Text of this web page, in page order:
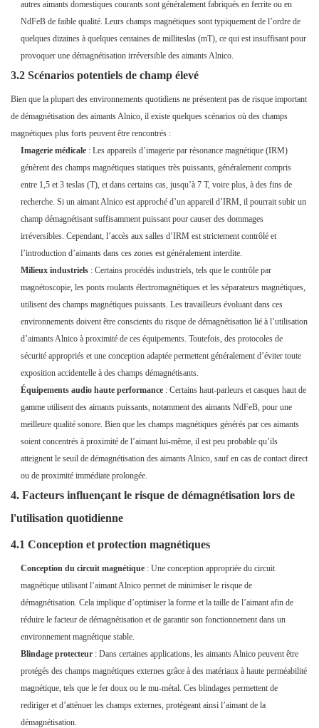
autres aimants domestiques courants sont généralement fabriqués en ferrite ou en
NdFeB de faible qualité. Leurs champs magnétiques sont typiquement de l’ordre de
quelques dizaines à quelques centaines de milliteslas (mT), ce qui est insuffisant pour
provoquer une démagnétisation irréversible des aimants Alnico.
3.2 Scénarios potentiels de champ élevé
Bien que la plupart des environnements quotidiens ne présentent pas de risque important
de démagnétisation des aimants Alnico, il existe quelques scénarios où des champs
magnétiques plus forts peuvent être rencontrés :
Imagerie médicale : Les appareils d’imagerie par résonance magnétique (IRM)
génèrent des champs magnétiques statiques très puissants, généralement compris
entre 1,5 et 3 teslas (T), et dans certains cas, jusqu’à 7 T, voire plus, à des fins de
recherche. Si un aimant Alnico est approché d’un appareil d’IRM, il pourrait subir un
champ démagnétisant suffisamment puissant pour causer des dommages
irréversibles. Cependant, l’accès aux salles d’IRM est strictement contrôlé et
l’introduction d’aimants dans ces zones est généralement interdite.
Milieux industriels : Certains procédés industriels, tels que le contrôle par
magnétoscopie, les ponts roulants électromagnétiques et les séparateurs magnétiques,
utilisent des champs magnétiques puissants. Les travailleurs évoluant dans ces
environnements doivent être conscients du risque de démagnétisation lié à l’utilisation
d’aimants Alnico à proximité de ces équipements. Toutefois, des protocoles de
sécurité appropriés et une conception adaptée permettent généralement d’éviter toute
exposition accidentelle à des champs démagnétisants.
Équipements audio haute performance : Certains haut-parleurs et casques haut de
gamme utilisent des aimants puissants, notamment des aimants NdFeB, pour une
meilleure qualité sonore. Bien que les champs magnétiques générés par ces aimants
soient concentrés à proximité de l’aimant lui-même, il est peu probable qu’ils
atteignent le seuil de démagnétisation des aimants Alnico, sauf en cas de contact direct
ou de proximité immédiate prolongée.
4. Facteurs influençant le risque de démagnétisation lors de
l'utilisation quotidienne
4.1 Conception et protection magnétiques
Conception du circuit magnétique : Une conception appropriée du circuit
magnétique utilisant l’aimant Alnico permet de minimiser le risque de
démagnétisation. Cela implique d’optimiser la forme et la taille de l’aimant afin de
réduire le facteur de démagnétisation et de garantir son fonctionnement dans un
environnement magnétique stable.
Blindage protecteur : Dans certaines applications, les aimants Alnico peuvent être
protégés des champs magnétiques externes grâce à des matériaux à haute perméabilité
magnétique, tels que le fer doux ou le mu-métal. Ces blindages permettent de
rediriger et d’atténuer les champs externes, protégeant ainsi l’aimant de la
démagnétisation.